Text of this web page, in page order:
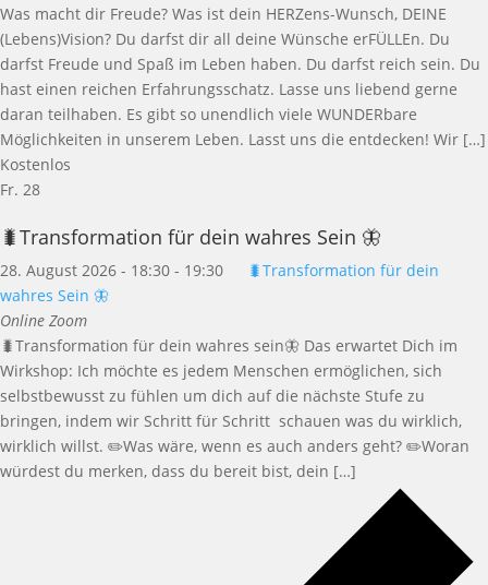
Was macht dir Freude? Was ist dein HERZens-Wunsch, DEINE
(Lebens)Vision? Du darfst dir all deine Wünsche erFÜLLEn. Du
darfst Freude und Spaß im Leben haben. Du darfst reich sein. Du
hast einen reichen Erfahrungsschatz. Lasse uns liebend gerne
daran teilhaben. Es gibt so unendlich viele WUNDERbare
Möglichkeiten in unserem Leben. Lasst uns die entdecken! Wir […]
Kostenlos
Fr. 28
🐛Transformation für dein wahres Sein 🦋
28. August 2026 - 18:30 - 19:30
🐛Transformation für dein
wahres Sein 🦋
Online Zoom
🐛Transformation für dein wahres sein🦋 Das erwartet Dich im
Wirkshop: Ich möchte es jedem Menschen ermöglichen, sich
selbstbewusst zu fühlen um dich auf die nächste Stufe zu
bringen, indem wir Schritt für Schritt schauen was du wirklich,
wirklich willst. ✏️Was wäre, wenn es auch anders geht? ✏️Woran
würdest du merken, dass du bereit bist, dein […]